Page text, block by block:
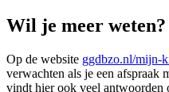
Wil je meer weten?
Op de website ggdbzo.nl/mijn-
verwachten als je een afspraak
vindt hier ook veel antwoorden